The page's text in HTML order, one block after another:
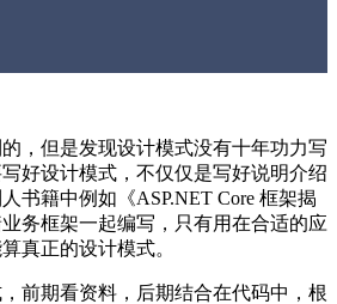
，但是发现设计模式没有十年功力写
好设计模式，不仅仅是写好说明介绍
书籍中例如《ASP.NET Core 框架揭
务框架一起编写，只有用在合适的应
真正的设计模式。
前期看资料，后期结合在代码中，根